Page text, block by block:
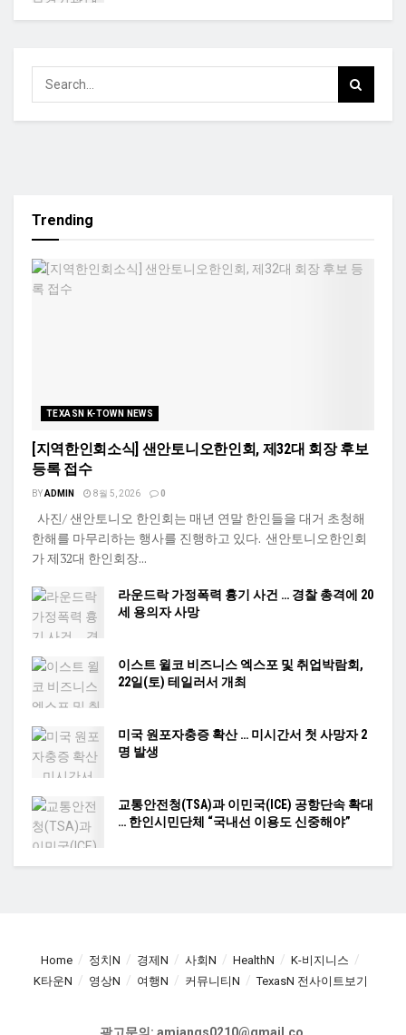
Trending
TEXASN K-TOWN NEWS
[지역한인회소식] 샌안토니오한인회, 제32대 회장 후보
등록 접수
BYADMIN 8월 5, 2026 0
사진/ 샌안토니오 한인회는 매년 연말 한인들을 대거 초청해
한해를 마무리하는 행사를 진행하고 있다. 샌안토니오한인회
가 제32대 한인회장...
라운드락 가정폭력 흉기 사건 … 경찰 총격에 20
세 용의자 사망
이스트 윌코 비즈니스 엑스포 및 취업박람회,
22일(토) 테일러서 개최
미국 원포자충증 확산 … 미시간서 첫 사망자 2
명 발생
교통안전청(TSA)과 이민국(ICE) 공항단속 확대
… 한인시민단체 “국내선 이용도 신중해야”
Home 정치N 경제N 사회N HealthN
K-비지니스
K타운N
영상N 여행N 커뮤니티N TexasN 전사이트보기